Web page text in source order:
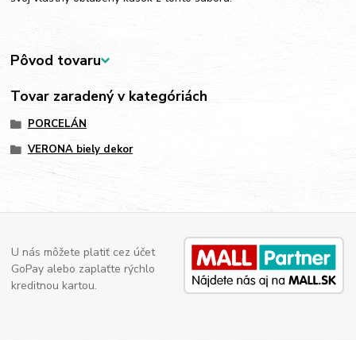
Pôvod tovaru
Tovar zaradený v kategóriách
PORCELÁN
VERONA biely dekor
U nás môžete platiť cez účet
GoPay alebo zaplaťte rýchlo
kreditnou kartou.